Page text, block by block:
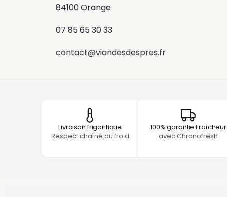
84100 Orange
07 85 65 30 33
contact@viandesdespres.fr
Livraison frigorifique
Respect chaîne du froid
100% garantie Fraîcheur
avec Chronofresh